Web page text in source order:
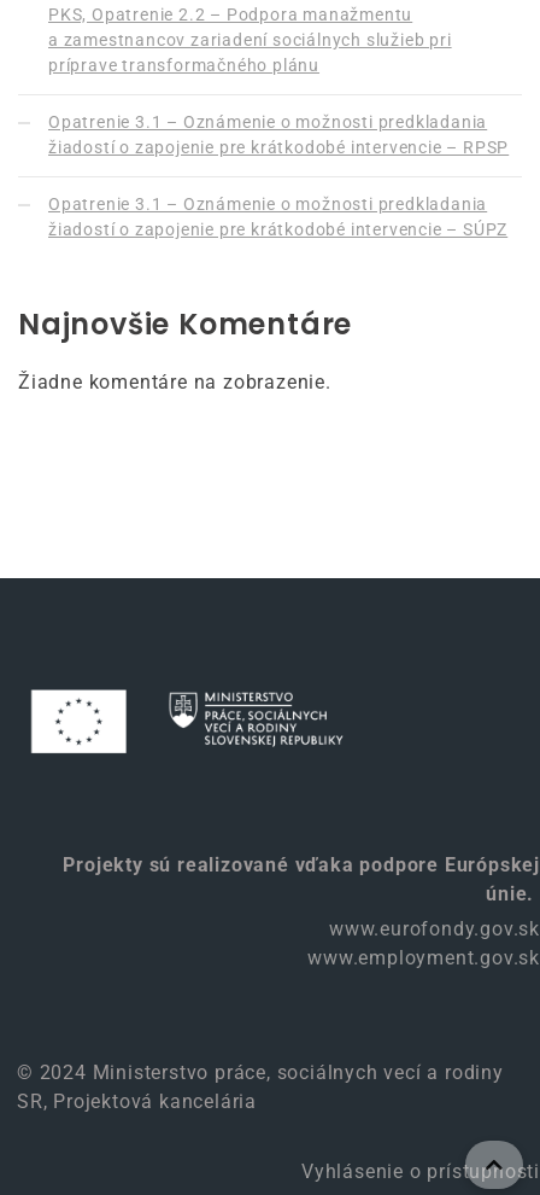
PKS, Opatrenie 2.2 – Podpora manažmentu
a zamestnancov zariadení sociálnych služieb pri
príprave transformačného plánu
Opatrenie 3.1 – Oznámenie o možnosti predkladania
žiadostí o zapojenie pre krátkodobé intervencie – RPSP
Opatrenie 3.1 – Oznámenie o možnosti predkladania
žiadostí o zapojenie pre krátkodobé intervencie – SÚPZ
Najnovšie Komentáre
Žiadne komentáre na zobrazenie.
Projekty sú realizované vďaka podpore Európskej
únie.
www.eurofondy.gov.sk
www.employment.gov.sk
© 2024 Ministerstvo práce, sociálnych vecí a rodiny
SR, Projektová kancelária
Vyhlásenie o prístupnosti